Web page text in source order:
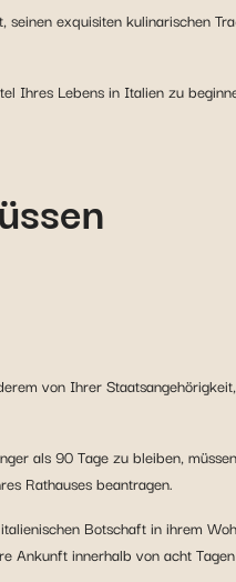
exquisiten kulinarischen
Ihres Lebens in Italien zu
von Ihrer
als 90 Tage zu bleiben,
Rathauses beantragen.
Botschaft in ihrem
Ankunft innerhalb von acht